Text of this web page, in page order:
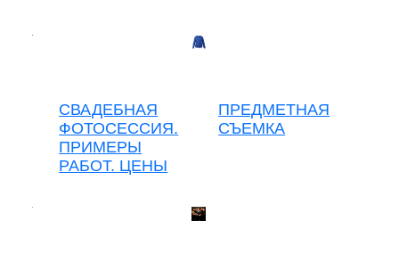
СВАДЕБНАЯ
ФОТОСЕССИЯ.
ПРИМЕРЫ
РАБОТ. ЦЕНЫ
ПРЕДМЕТНАЯ
СЪЕМКА